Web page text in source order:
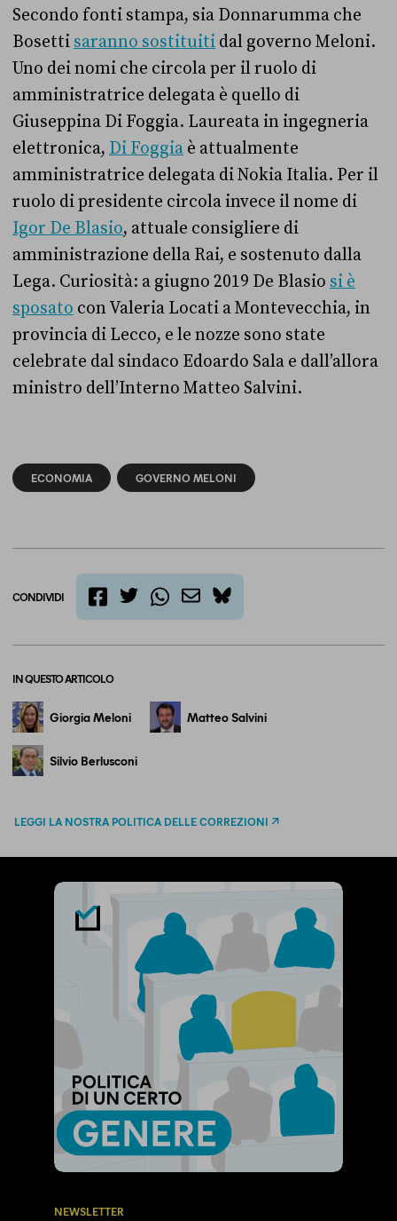
Secondo fonti stampa, sia Donnarumma che
Bosetti saranno sostituiti dal governo Meloni.
Uno dei nomi che circola per il ruolo di
amministratrice delegata è quello di
Giuseppina Di Foggia. Laureata in ingegneria
elettronica, Di Foggia è attualmente
amministratrice delegata di Nokia Italia. Per il
ruolo di presidente circola invece il nome di
Igor De Blasio, attuale consigliere di
amministrazione della Rai, e sostenuto dalla
Lega. Curiosità: a giugno 2019 De Blasio si è
sposato con Valeria Locati aMontevecchia, in
provincia di Lecco, e le nozze sono state
celebrate dal sindaco Edoardo Sala e dall’allora
ministro dell’Interno Matteo Salvini.
ECONOMIA GOVERNO MELONI
CONDIVIDI
bluesky
IN QUESTO ARTICOLO
Giorgia Meloni Matteo Salvini
Silvio Berlusconi
LEGGI LA NOSTRA POLITICA DELLE CORREZIONI
NEWSLETTER